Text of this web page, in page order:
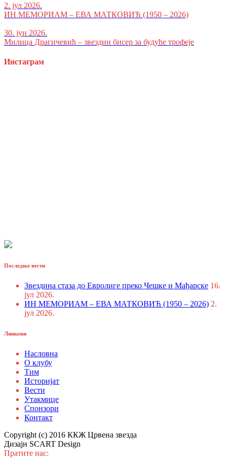
2. јул 2026.
ИН МЕМОРИАМ – ЕВА МАТКОВИЋ (1950 – 2026)
30. јун 2026.
Милица Драгичевић – звездин бисер за будуће трофеје
Инстаграм
Последње вести
Звездина стаза до Евролиге преко Чешке и Мађарске 16.
јул 2026.
ИН МЕМОРИАМ – ЕВА МАТКОВИЋ (1950 – 2026) 2.
јул 2026.
Линкови
Насловна
О клубу
Тим
Историјат
Вести
Утакмице
Спонзори
Контакт
Copyright (c) 2016 ККЖ Црвена звезда
Дизајн SCART Design
Пратите нас: